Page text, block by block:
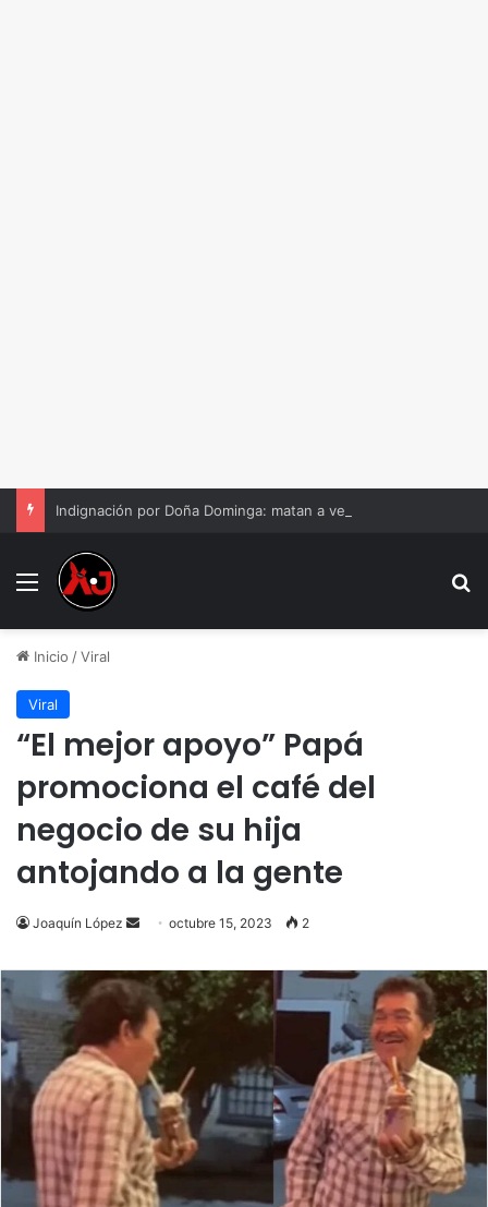
Menu
Inicio /Viral
Viral
“El mejor apoyo” Papá
promociona el café del
negocio de su hija
antojando a la gente
Joaquín López
Send
email
octubre 15, 2023 2